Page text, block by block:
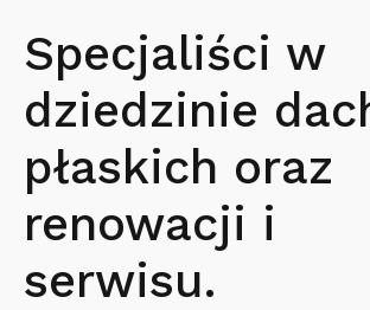
Specjaliści w
dziedzinie
płaskich oraz
renowacji i
serwisu.